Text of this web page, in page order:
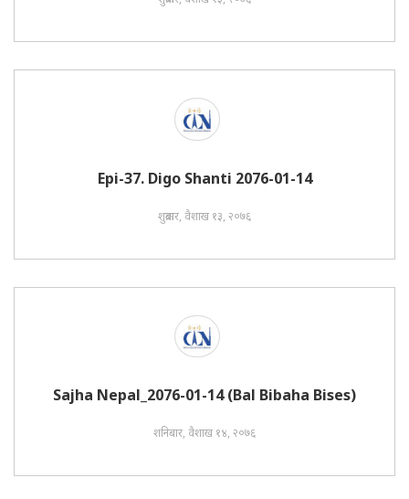
Epi-37. Digo Shanti 2076-01-14
शुक्रबार, वैशाख १३, २०७६
Sajha Nepal_2076-01-14 (Bal Bibaha Bises)
शनिबार, वैशाख १४, २०७६